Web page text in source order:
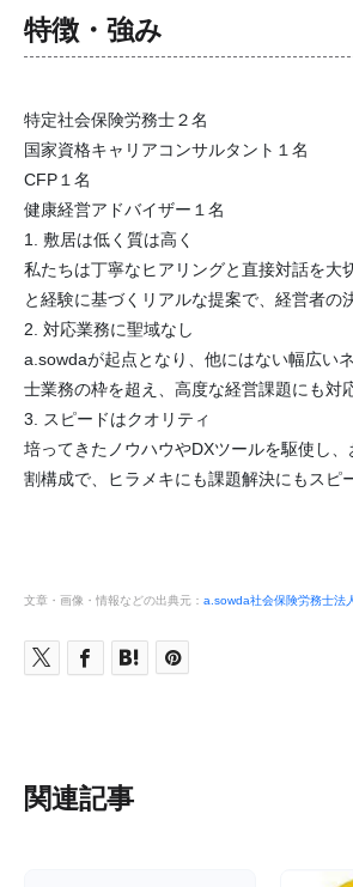
特徴・強み
特定社会保険労務士２名
国家資格キャリアコンサルタント１名
CFP１名
健康経営アドバイザー１名
1. 敷居は低く質は高く
私たちは丁寧なヒアリングと直接対話を大
と経験に基づくリアルな提案で、経営者の
2. 対応業務に聖域なし
a.sowdaが起点となり、他にはない幅広い
士業務の枠を超え、高度な経営課題にも対
3. スピードはクオリティ
培ってきたノウハウやDXツールを駆使し
割構成で、ヒラメキにも課題解決にもスピ
文章・画像・情報などの出典元： a.sowda社会保険労務士法人
関連記事